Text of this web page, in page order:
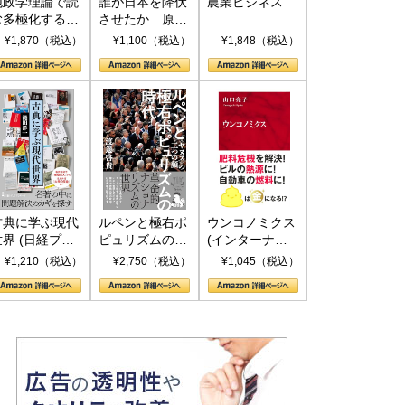
多極化する世
トランプと
¥1,870（税込）
させたか 原爆
投下、ソ連参
(PHP新書)
¥1,100（税込） ¥1,848（税込）
典に学ぶ現代
界 (日経プレ
アシリーズ)
¥1,210（税込）
ルペンと極右ポ
ピュリズムの時
代：〈ヤヌス〉
¥2,750（税込）
ウンコノミクス
(インターナシ
ョナル新書)
¥1,045（税込）